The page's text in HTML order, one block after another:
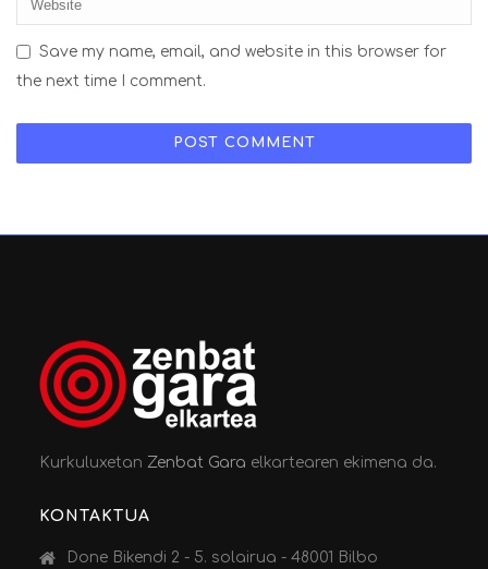
Save my name, email, and website in this browser for
the next time I comment.
KurkuluxetanZenbat Gara elkartearen ekimena da.
KONTAKTUA
Done Bikendi 2 - 5. solairua - 48001 Bilbo